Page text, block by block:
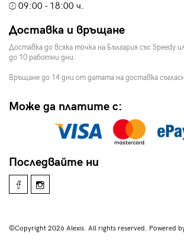
09:00 - 18:00 ч.
Доставка и връщане
Доставка до всяка точка на България със Speedy
до 10 работни дни.
Връщане до 14 дни от датата на доставка
Може да платите с:
Последвайте ни
©Copyright 2026 Alexis. All rights reserved. Powered